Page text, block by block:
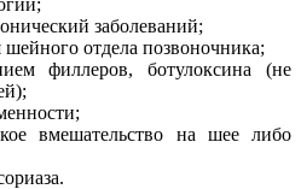
заболеваний;
отдела позвоночника;
филлеров, ботулоксина (не
вмешательство на шее либо